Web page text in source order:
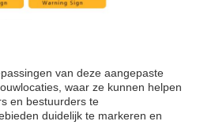
van deze aangepaste
waar ze kunnen helpen
en bestuurders te
duidelijk te markeren en